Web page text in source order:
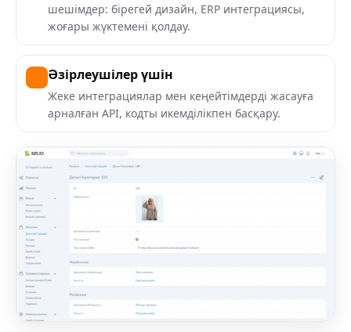
шешімдер: бірегей дизайн, ERP интеграциясы,
жоғары жүктемені қолдау.
Әзірлеушілер үшін
Жеке интеграциялар мен кеңейтімдерді жасауға
арналған API, кодты икемділікпен басқару.